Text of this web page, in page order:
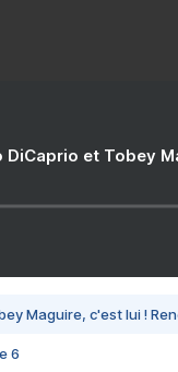
DiCaprio et Tobey
Maguire, c'est lui !
6